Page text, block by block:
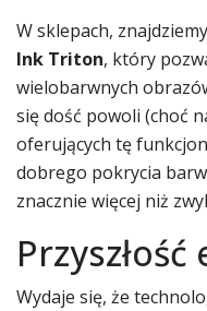
W sklepach,
Ink Triton, który
wielobarwnych
się dość powoli (choć
oferujących tę
dobrego pokrycia
znacznie więcej niż
Przyszłość
Wydaje się, że